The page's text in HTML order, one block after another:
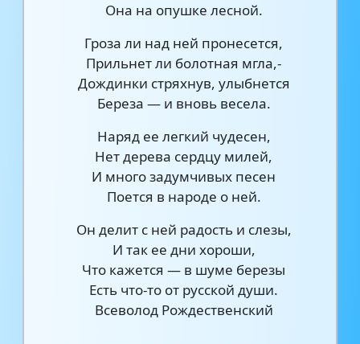
Она на опушке лесной.
Гроза ли над ней пронесется,
Прильнет ли болотная мгла,-
Дождинки стряхнув, улыбнется
Береза — и вновь весела.
Наряд ее легкий чудесен,
Нет дерева сердцу милей,
И много задумчивых песен
Поется в народе о ней.
Он делит с ней радость и слезы,
И так ее дни хороши,
Что кажется — в шуме березы
Есть что-то от русской души.
Всеволод Рождественский